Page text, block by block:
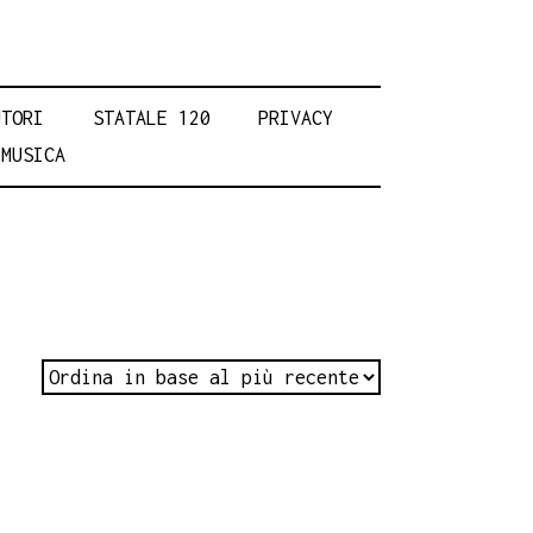
STATALE 120
PRIVACY
MUSICA